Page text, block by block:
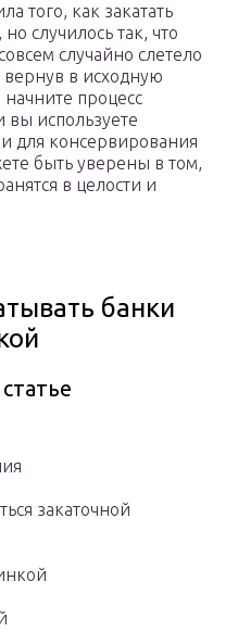
того, как закатать
случилось так, что
случайно слетело
вернув в исходную
процесс
вы используете
для консервирования
быть уверены в том,
в целости и
банки
закаточной